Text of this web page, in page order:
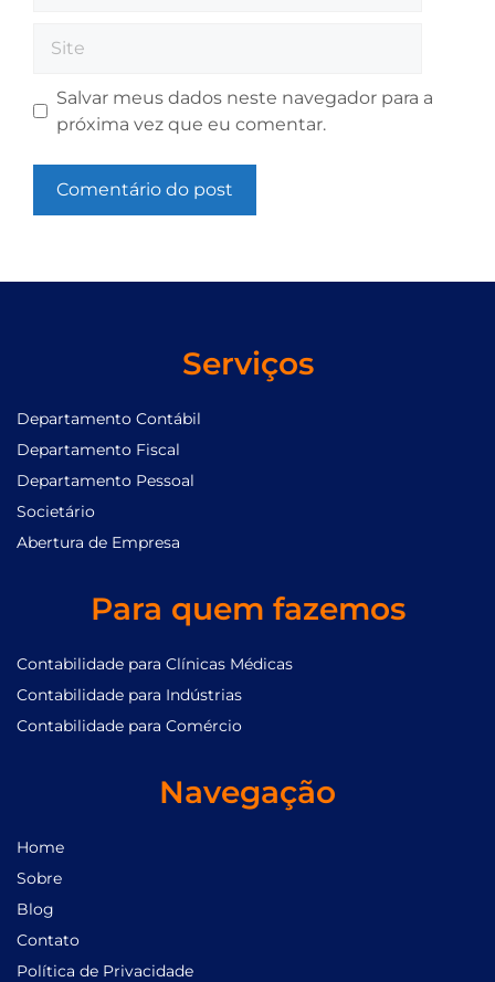
Salvar meus dados neste navegador para a
próxima vez que eu comentar.
Serviços
Departamento Contábil
Departamento Fiscal
Departamento Pessoal
Societário
Abertura de Empresa
Para quem fazemos
Contabilidade para Clínicas Médicas
Contabilidade para Indústrias
Contabilidade para Comércio
Navegação
Home
Sobre
Blog
Contato
Política de Privacidade